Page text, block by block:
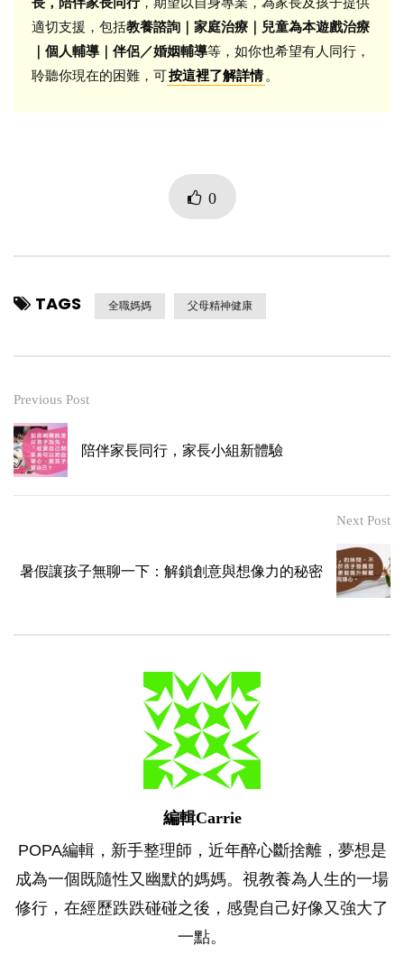
適切支援，包括教養諮詢｜家庭治療｜兒童為本遊戲治療
｜個人輔導｜伴侶／婚姻輔導等，如你也希望有人同行，
聆聽你現在的困難，可按這裡了解詳情 。
0
TAGS 全職媽媽 父母精神健康
Previous Post
陪伴家長同行，家長小組新體驗
Next Post
暑假讓孩子無聊一下：解鎖創意與想像力的秘密
編輯Carrie
POPA編輯，新手整理師，近年醉心斷捨離，夢想是
成為一個既隨性又幽默的媽媽。視教養為人生的一場
修行，在經歷跌跌碰碰之後，感覺自己好像又強大了
一點。